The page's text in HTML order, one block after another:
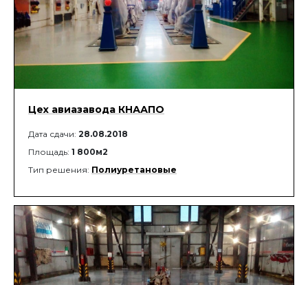
Цех авиазавода КНААПО
Дата сдачи: 28.08.2018
Площадь: 1 800м2
Тип решения: Полиуретановые